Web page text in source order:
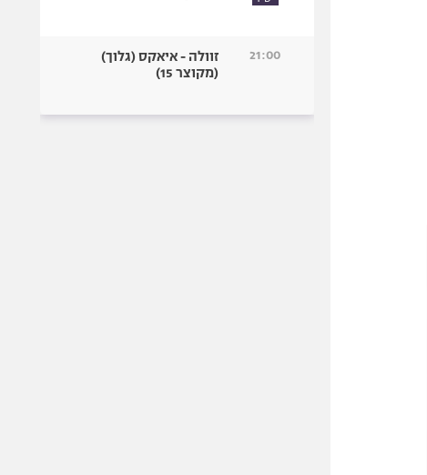
21:00
זוולה - איאקס (גלוך)
(מקוצר 15)